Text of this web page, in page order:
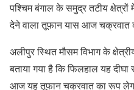
पश्चिम बंगाल के समुद्र तटीय
देने वाला तूफान यास आज चक्रवात
अलीपुर स्थित मौसम विभाग के
बताया गया है कि फिलहाल यह
आज यह तूफान चक्रवात का रूप